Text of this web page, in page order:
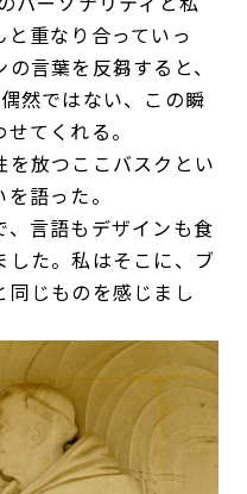
重なり合っていっ
言葉を反芻すると、
然ではない、この瞬
てくれる。
放つここバスクとい
語った。
、言語もデザインも食
した。私はそこに、ブ
同じものを感じまし